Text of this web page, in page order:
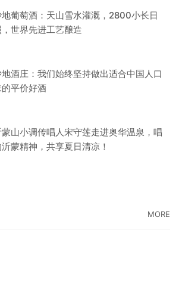
葡萄酒：天山雪水灌溉，2800小长日
，世界先进工艺酿造
酒庄：我们始终坚持做出适合中国人口
平价好酒
山小调传唱人宋守莲走进奥华温泉，唱
蒙精神，共享夏日清凉！
MORE